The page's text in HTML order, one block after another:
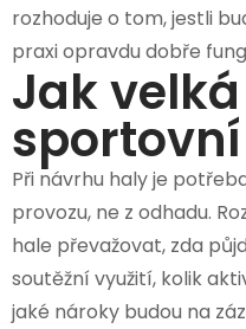
rozhoduje o tom, jestli
praxi opravdu dobře
Jak
Při návrhu haly je
provozu, ne z odhadu.
hale převažovat, zda
soutěžní využití, kolik
jaké nároky budou na